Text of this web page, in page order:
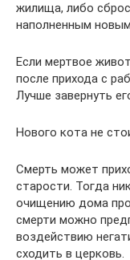
жилища, либо
наполненным
Если мертвое
после прихода с
Лучше завернуть
Нового кота не
Смерть может
старости. Тогда
очищению дома
смерти можно
воздействию
сходить в церковь.